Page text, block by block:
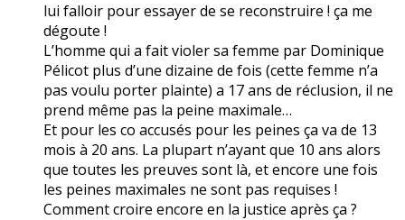
lui falloir pour essayer de se reconstruire ! ça me
dégoute !
L’homme qui a fait violer sa femme par Dominique
Pélicot plus d’une dizaine de fois (cette femme n’a
pas voulu porter plainte) a 17 ans de réclusion, il ne
prend même pas la peine maximale…
Et pour les co accusés pour les peines ça va de 13
mois à 20 ans. La plupart n’ayant que 10 ans alors
que toutes les preuves sont là, et encore une fois
les peines maximales ne sont pas requises !
Comment croire encore en la justice après ça ?